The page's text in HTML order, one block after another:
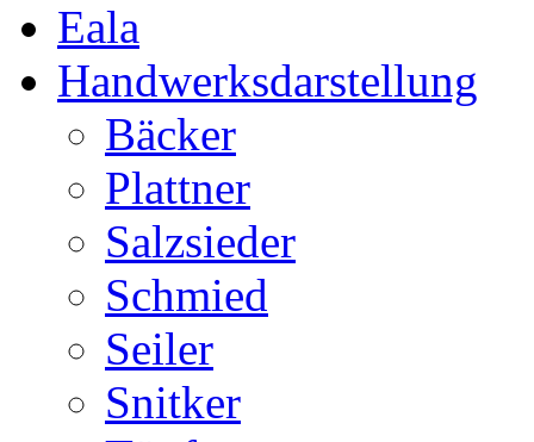
Eala
Handwerksdarstellung
Bäcker
Plattner
Salzsieder
Schmied
Seiler
Snitker